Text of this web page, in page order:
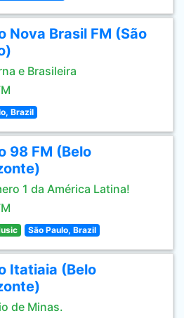
Nova Brasil FM (São
e Brasileira
Brazil
98 FM (Belo
1 da América Latina!
São Paulo, Brazil
Itatiaia (Belo
de Minas.